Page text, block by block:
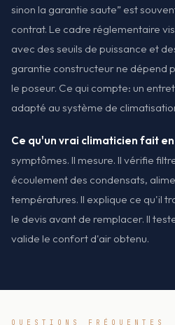
sinon la garantie saute” est
contrat. Le cadre réglementaire
avec des seuils de puissance et
garantie constructeur ne dépend
le poseur. Ce qui compte: un
adapté au système de
Ce qu'un vrai climaticien fait
symptômes. Il mesure. Il vérifie
écoulement des condensats,
températures. Il explique ce qu'il
le devis avant de remplacer. Il
valide le confort d'air obtenu.
QUESTIONS FRÉQUENTES